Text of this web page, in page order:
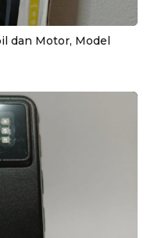
dan Motor, Model